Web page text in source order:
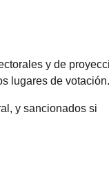
y de
lugares de votación.
y sancionados si